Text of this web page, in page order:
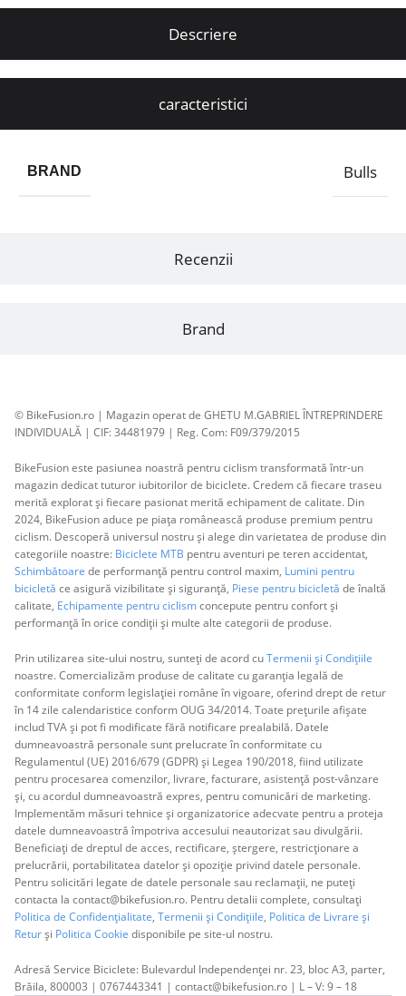
Descriere
caracteristici
Recenzii
Brand
BRAND Bulls
© BikeFusion.ro | Magazin operat de GHETU M.GABRIEL ÎNTREPRINDERE
INDIVIDUALĂ | CIF: 34481979 | Reg. Com: F09/379/2015
BikeFusion este pasiunea noastră pentru ciclism transformată într-un
magazin dedicat tuturor iubitorilor de biciclete. Credem că fiecare traseu
merită explorat și fiecare pasionat merită echipament de calitate. Din
2024, BikeFusion aduce pe piața românească produse premium pentru
ciclism. Descoperă universul nostru și alege din varietatea de produse din
categoriile noastre: Biciclete MTB pentru aventuri pe teren accidentat,
Schimbătoare de performanță pentru control maxim, Lumini pentru
bicicletă ce asigură vizibilitate și siguranță, Piese pentru bicicletă de înaltă
calitate, Echipamente pentru ciclismconcepute pentru confort și
performanță în orice condiții și multe alte categorii de produse.
Prin utilizarea site-ului nostru, sunteți de acord cuTermenii și Condițiile
noastre. Comercializăm produse de calitate cu garanția legală de
conformitate conform legislației române în vigoare, oferind drept de retur
în 14 zile calendaristice conform OUG 34/2014. Toate prețurile afișate
includ TVA și pot fi modificate fără notificare prealabilă. Datele
dumneavoastră personale sunt prelucrate în conformitate cu
Regulamentul (UE) 2016/679 (GDPR) și Legea 190/2018, fiind utilizate
pentru procesarea comenzilor, livrare, facturare, asistență post-vânzare
și, cu acordul dumneavoastră expres, pentru comunicări de marketing.
Implementăm măsuri tehnice și organizatorice adecvate pentru a proteja
datele dumneavoastră împotriva accesului neautorizat sau divulgării.
Beneficiați de dreptul de acces, rectificare, ștergere, restricționare a
prelucrării, portabilitatea datelor și opoziție privind datele personale.
Pentru solicitări legate de datele personale sau reclamații, ne puteți
contacta la contact@bikefusion.ro. Pentru detalii complete, consultați
Politica de Confidențialitate, Termenii și Condițiile, Politica de Livrare și
Returși Politica Cookie disponibile pe site-ul nostru.
Adresă Service Biciclete: Bulevardul Independenței nr. 23, bloc A3, parter,
Brăila, 800003 | 0767443341 | contact@bikefusion.ro | L – V: 9 – 18